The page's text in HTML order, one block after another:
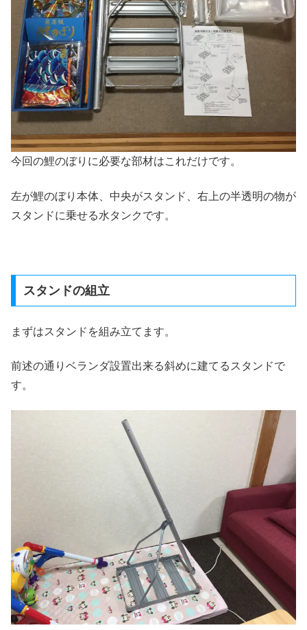
今回の鯉のぼりに必要な部材はこれだけです。
左が鯉のぼり本体、中央がスタンド、右上の半透明の物が
スタンドに乗せる水タンクです。
スタンドの組立
まずはスタンドを組み立てます。
前述の通りベランダ設置出来る斜めに建てるスタンドで
す。